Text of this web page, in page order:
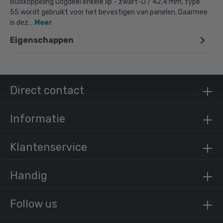
Buiskoppeling Oogdeel enkele lip - zwart-D / 42,4 mm, type
55 wordt gebruikt voor het bevestigen van panelen. Daarmee
is dez… Meer
Eigenschappen
Follow us
Direct contact
Informatie
Klantenservice
Handig